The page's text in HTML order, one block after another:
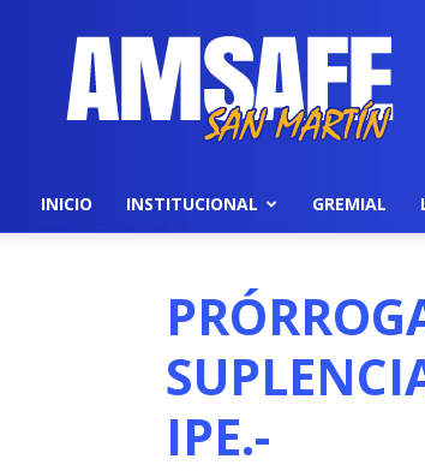
AMSAFE
INICIO INSTITUCIONAL GREMIAL
IPE.-